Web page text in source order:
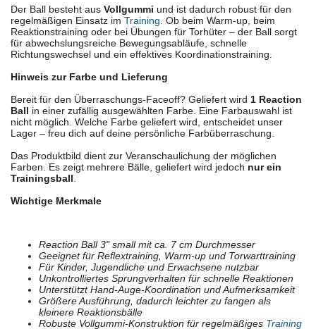
Der Ball besteht aus Vollgummi und ist dadurch robust für den
regelmäßigen Einsatz im Training. Ob beim Warm-up, beim
Reaktionstraining oder bei Übungen für Torhüter – der Ball sorgt
für abwechslungsreiche Bewegungsabläufe, schnelle
Richtungswechsel und ein effektives Koordinationstraining.
Hinweis zur Farbe und Lieferung
Bereit für den Überraschungs-Faceoff? Geliefert wird 1 Reaction
Ball in einer zufällig ausgewählten Farbe. Eine Farbauswahl ist
nicht möglich. Welche Farbe geliefert wird, entscheidet unser
Lager – freu dich auf deine persönliche Farbüberraschung.
Das Produktbild dient zur Veranschaulichung der möglichen
Farben. Es zeigt mehrere Bälle, geliefert wird jedoch nur ein
Trainingsball.
Wichtige Merkmale
Reaction Ball 3" small mit ca. 7 cm Durchmesser
Geeignet für Reflextraining, Warm-up und Torwarttraining
Für Kinder, Jugendliche und Erwachsene nutzbar
Unkontrolliertes Sprungverhalten für schnelle Reaktionen
Unterstützt Hand-Auge-Koordination und Aufmerksamkeit
Größere Ausführung, dadurch leichter zu fangen als
kleinere Reaktionsbälle
Robuste Vollgummi-Konstruktion für regelmäßiges Training